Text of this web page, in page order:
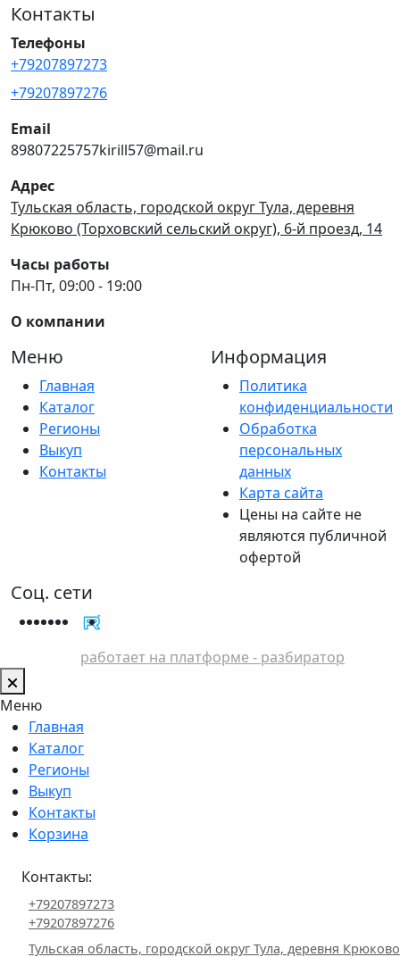
Контакты
Телефоны
+79207897273
+79207897276
Email
89807225757kirill57@mail.ru
Адрес
Тульская область, городской округ Тула, деревня
Крюково (Торховский сельский округ), 6-й проезд, 14
Часы работы
Пн-Пт, 09:00 - 19:00
О компании
Меню
Главная
Каталог
Регионы
Выкуп
Контакты
Информация
Политика
конфиденциальности
Обработка
персональных
данных
Карта сайта
Цены на сайте не
являются публичной
офертой
Соц. сети
работает на платформе - разбиратор
Меню
Главная
Каталог
Регионы
Выкуп
Контакты
Корзина
Контакты:
+79207897273
+79207897276
Тульская область, городской округ Тула, деревня Крюково